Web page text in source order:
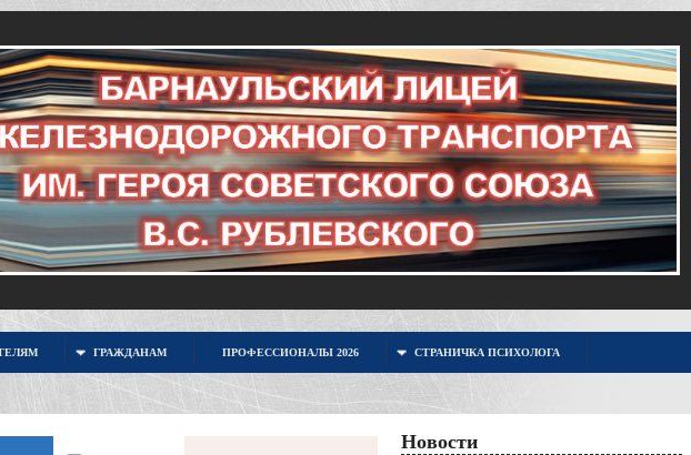
ГРАЖДАНАМ ПРОФЕССИОНАЛЫ 2026 СТРАНИЧКА ПСИХОЛОГА
Новости